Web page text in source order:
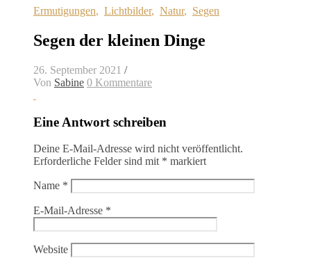
Ermutigungen, Lichtbilder, Natur, Segen
Segen der kleinen Dinge
26. September 2021 /
Von Sabine 0 Kommentare
Eine Antwort schreiben
Deine E-Mail-Adresse wird nicht veröffentlicht.
Erforderliche Felder sind mit * markiert
Name *
E-Mail-Adresse *
Website